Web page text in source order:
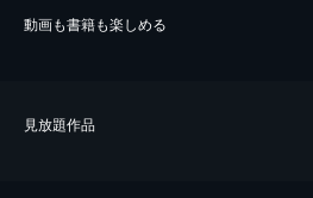
動画も書籍も楽しめる
⾒放題作品